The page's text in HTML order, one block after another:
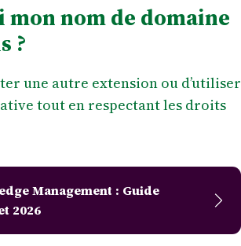
mon nom de domaine
?
une autre extension ou d’utiliser
tout en respectant les droits
Management : Guide
2026